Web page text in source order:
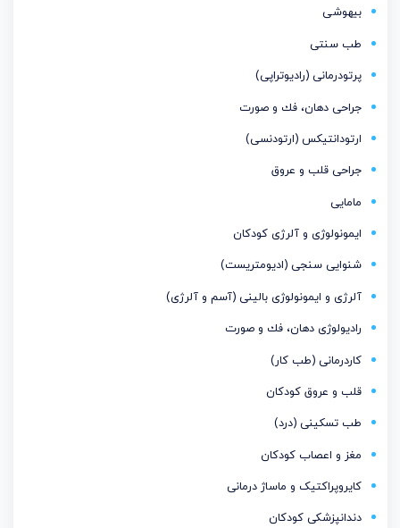
بیهوشی
طب سنتی
پرتودرمانی (رادیوتراپی)
جراحی دهان، فك و صورت
ارتودانتیكس (ارتودنسی)
جراحی قلب و عروق
مامایی
ایمونولوژی و آلرژی کودکان
شنوایی سنجی (ادیومتریست)
آلرژی و ایمونولوژی بالینی (آسم و آلرژی)
رادیولوژی دهان، فك و صورت
کاردرمانی (طب کار)
قلب و عروق کودکان
طب تسکینی (درد)
مغز و اعصاب كودكان
کایروپراکتیک و ماساژ درمانی
دندانپزشکی کودکان